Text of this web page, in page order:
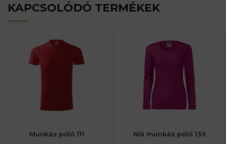
KAPCSOLÓDÓ TERMÉKEK
Munkás póló 111 Női munkás póló 139